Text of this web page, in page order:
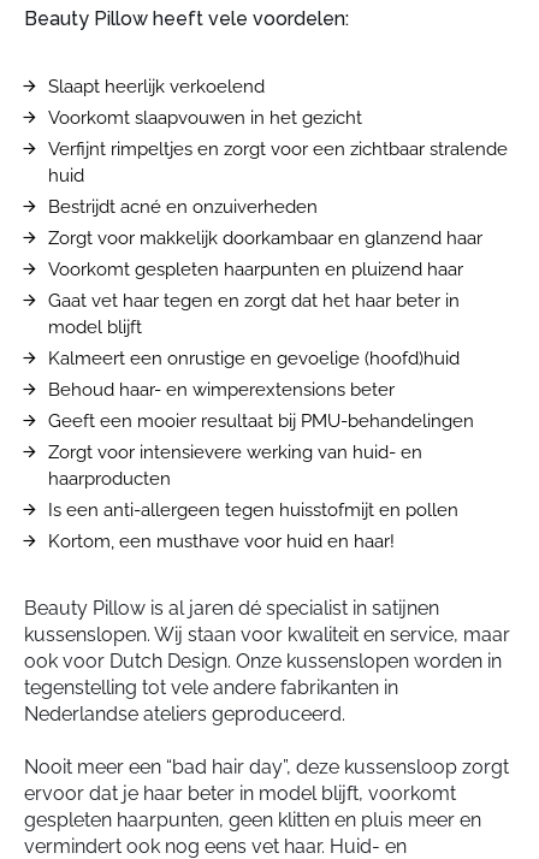
Beauty Pillow heeft vele voordelen:
Slaapt heerlijk verkoelend
Voorkomt slaapvouwen in het gezicht
Verfijnt rimpeltjes en zorgt voor een zichtbaar stralende
huid
Bestrijdt acné en onzuiverheden
Zorgt voor makkelijk doorkambaar en glanzend haar
Voorkomt gespleten haarpunten en pluizend haar
Gaat vet haar tegen en zorgt dat het haar beter in
model blijft
Kalmeert een onrustige en gevoelige (hoofd)huid
Behoud haar- en wimperextensions beter
Geeft een mooier resultaat bij PMU-behandelingen
Zorgt voor intensievere werking van huid- en
haarproducten
Is een anti-allergeen tegen huisstofmijt en pollen
Kortom, een musthave voor huid en haar!
Beauty Pillow is al jaren dé specialist in satijnen
kussenslopen. Wij staan voor kwaliteit en service, maar
ook voor Dutch Design. Onze kussenslopen worden in
tegenstelling tot vele andere fabrikanten in
Nederlandse ateliers geproduceerd.
Nooit meer een “bad hair day”, deze kussensloop zorgt
ervoor dat je haar beter in model blijft, voorkomt
gespleten haarpunten, geen klitten en pluis meer en
vermindert ook nog eens vet haar. Huid- en